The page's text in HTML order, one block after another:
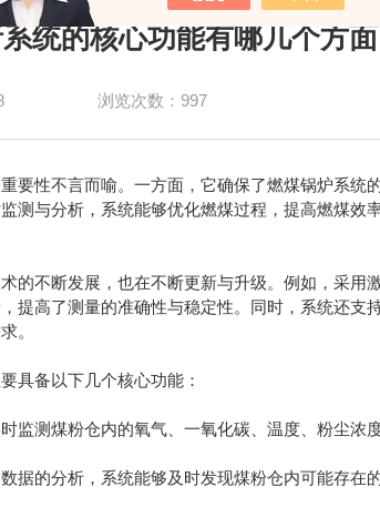
统的核心功能有哪几个方面
浏览次数：997
性不言而喻。一方面，它确保了燃煤锅炉系统
测与分析，系统能够优化燃煤过程，提高燃煤效
不断发展，也在不断更新与升级。例如，采用
提高了测量的准确性与稳定性。同时，系统还支
。
备以下几个核心功能：
测煤粉仓内的氧气、一氧化碳、温度、粉尘浓
的分析，系统能够及时发现煤粉仓内可能存在